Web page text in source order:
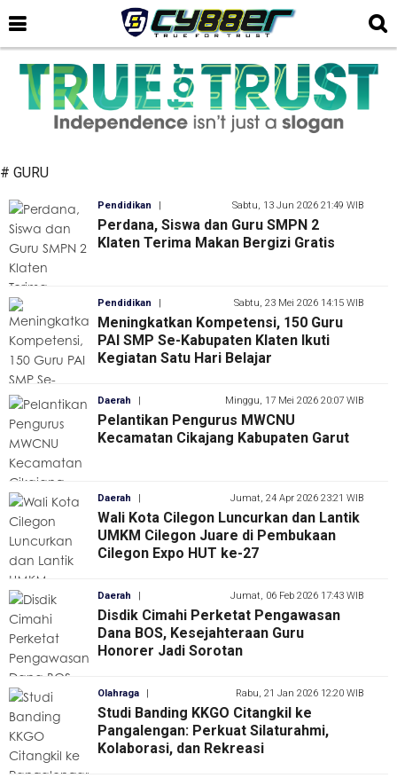
# GURU
Pendidikan | Sabtu, 13 Jun 2026 21:49 WIB
Perdana, Siswa dan Guru SMPN 2
Klaten Terima Makan Bergizi Gratis
Pendidikan | Sabtu, 23 Mei 2026 14:15 WIB
Meningkatkan Kompetensi, 150 Guru
PAI SMP Se-Kabupaten Klaten Ikuti
Kegiatan Satu Hari Belajar
Daerah | Minggu, 17 Mei 2026 20:07 WIB
Pelantikan Pengurus MWCNU
Kecamatan Cikajang Kabupaten Garut
Daerah | Jumat, 24 Apr 2026 23:21 WIB
Wali Kota Cilegon Luncurkan dan Lantik
UMKM Cilegon Juare di Pembukaan
Cilegon Expo HUT ke-27
Daerah | Jumat, 06 Feb 2026 17:43 WIB
Disdik Cimahi Perketat Pengawasan
Dana BOS, Kesejahteraan Guru
Honorer Jadi Sorotan
Olahraga | Rabu, 21 Jan 2026 12:20 WIB
Studi Banding KKGO Citangkil ke
Pangalengan: Perkuat Silaturahmi,
Kolaborasi, dan Rekreasi